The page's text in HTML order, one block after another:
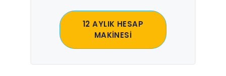
12 AYLIK HESAP
MAKİNESİ